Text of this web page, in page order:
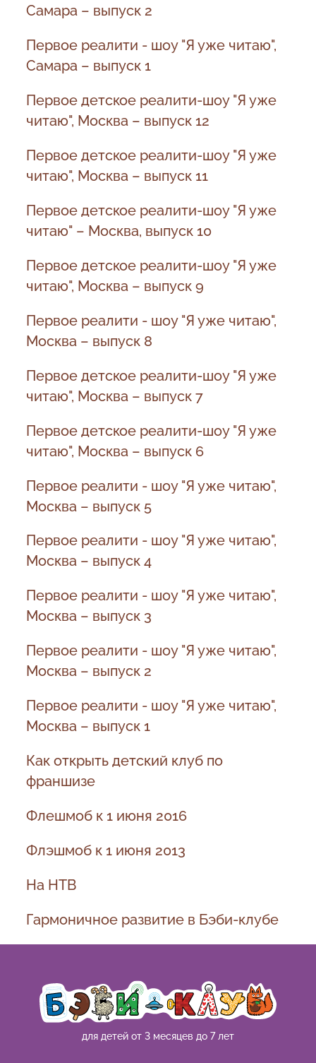
Самара – выпуск 2
Первое реалити - шоу "Я уже читаю",
Самара – выпуск 1
Первое детское реалити-шоу "Я уже
читаю", Москва – выпуск 12
Первое детское реалити-шоу "Я уже
читаю", Москва – выпуск 11
Первое детское реалити-шоу "Я уже
читаю" – Москва, выпуск 10
Первое детское реалити-шоу "Я уже
читаю", Москва – выпуск 9
Первое реалити - шоу "Я уже читаю",
Москва – выпуск 8
Первое детское реалити-шоу "Я уже
читаю", Москва – выпуск 7
Первое детское реалити-шоу "Я уже
читаю", Москва – выпуск 6
Первое реалити - шоу "Я уже читаю",
Москва – выпуск 5
Первое реалити - шоу "Я уже читаю",
Москва – выпуск 4
Первое реалити - шоу "Я уже читаю",
Москва – выпуск 3
Первое реалити - шоу "Я уже читаю",
Москва – выпуск 2
Первое реалити - шоу "Я уже читаю",
Москва – выпуск 1
Как открыть детский клуб по
франшизе
Флешмоб к 1 июня 2016
Флэшмоб к 1 июня 2013
На НТВ
Гармоничное развитие в Бэби-клубе
для детей от 3 месяцев до 7 лет